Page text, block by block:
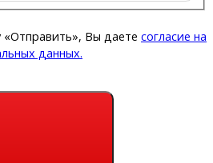
«Отправить», Вы даете согласие на
данных.